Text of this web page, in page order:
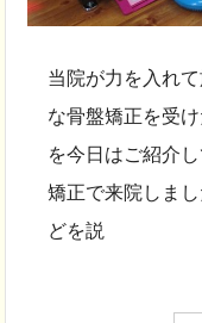
当院が力を入れ
な骨盤矯正を受
を今日はご紹介
矯正で来院しま
どを説